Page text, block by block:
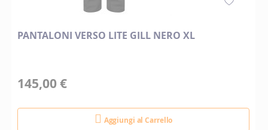
PANTALONI VERSO LITE GILL NERO XL
145,00 €
Aggiungi al Carrello